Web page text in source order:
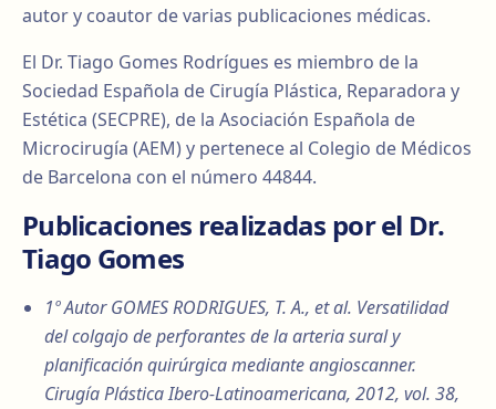
autor y coautor de varias publicaciones médicas.
El Dr. Tiago Gomes Rodrígues es miembro de la
Sociedad Española de Cirugía Plástica, Reparadora y
Estética (SECPRE), de la Asociación Española de
Microcirugía (AEM) y pertenece al Colegio de Médicos
de Barcelona con el número 44844.
Publicaciones realizadas por el Dr.
Tiago Gomes
1º Autor GOMES RODRIGUES, T. A., et al. Versatilidad
del colgajo de perforantes de la arteria sural y
planificación quirúrgica mediante angioscanner.
Cirugía Plástica Ibero-Latinoamericana, 2012, vol. 38,